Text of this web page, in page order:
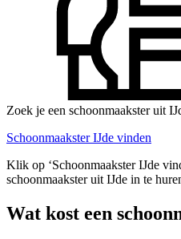
Zoek je een schoonmaakster uit
Schoonmaakster IJde vinden
Klik op ‘Schoonmaakster IJde
schoonmaakster uit IJde in te
Wat kost een